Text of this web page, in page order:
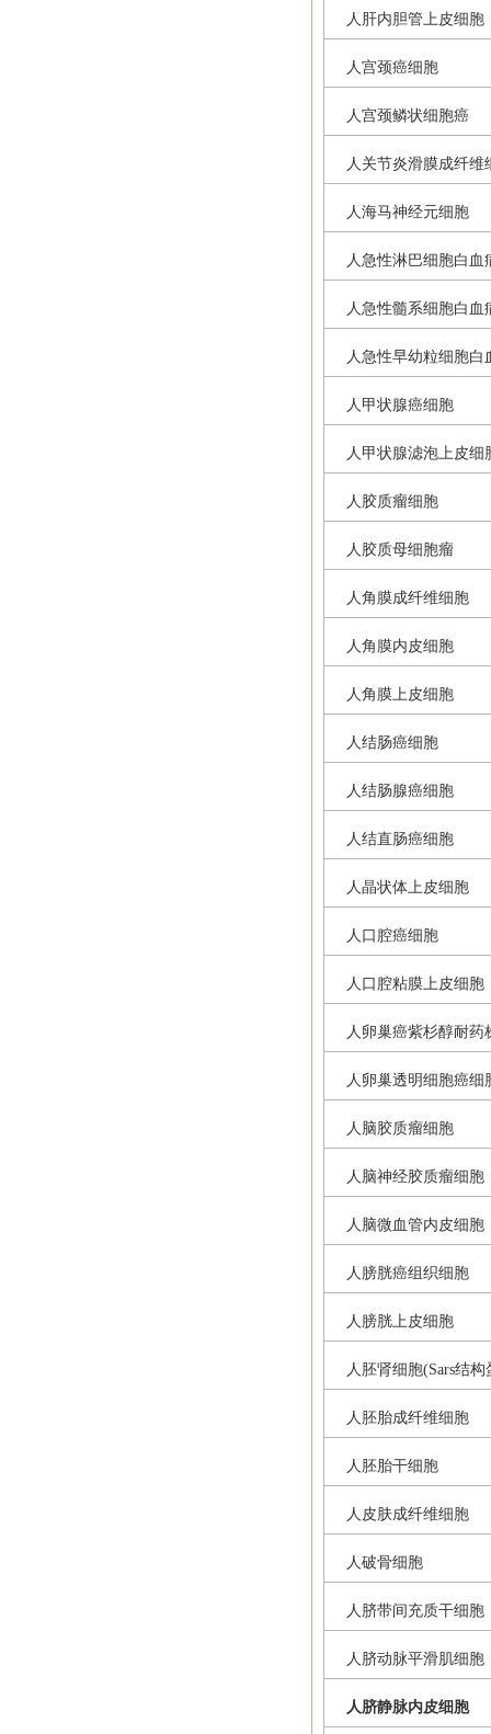
人肝内胆管上皮细胞
人宫颈癌细胞
人宫颈鳞状细胞癌
人关节炎滑膜成纤维
人海马神经元细胞
人急性淋巴细胞白血
人急性髓系细胞白血
人急性早幼粒细胞白
人甲状腺癌细胞
人甲状腺滤泡上皮细
人胶质瘤细胞
人胶质母细胞瘤
人角膜成纤维细胞
人角膜内皮细胞
人角膜上皮细胞
人结肠癌细胞
人结肠腺癌细胞
人结直肠癌细胞
人晶状体上皮细胞
人口腔癌细胞
人口腔粘膜上皮细胞
人卵巢癌紫杉醇耐药
人卵巢透明细胞癌细
人脑胶质瘤细胞
人脑神经胶质瘤细胞
人脑微血管内皮细胞
人膀胱癌组织细胞
人膀胱上皮细胞
人胚肾细胞(Sars结
人胚胎成纤维细胞
人胚胎干细胞
人皮肤成纤维细胞
人破骨细胞
人脐带间充质干细胞
人脐动脉平滑肌细胞
人脐静脉内皮细胞